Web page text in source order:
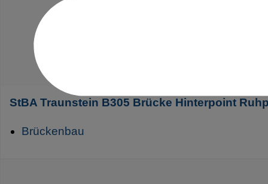
StBA Traunstein B305 Brücke Hinterpoint
Brückenbau